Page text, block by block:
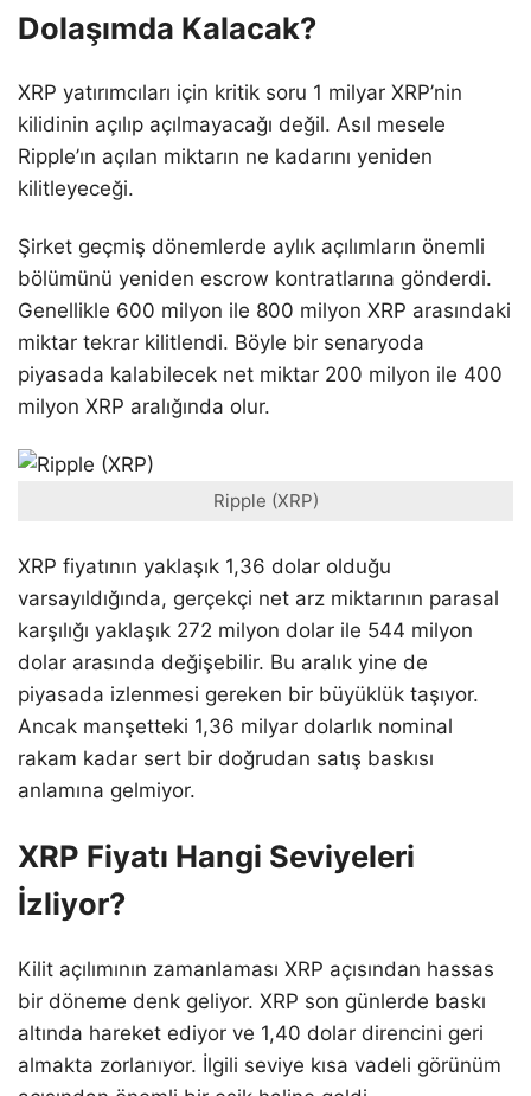
Dolaşımda Kalacak?
XRP yatırımcıları için kritik soru 1 milyar XRP’nin
kilidinin açılıp açılmayacağı değil. Asıl mesele
Ripple’ın açılan miktarın ne kadarını yeniden
kilitleyeceği.
Şirket geçmiş dönemlerde aylık açılımların önemli
bölümünü yeniden escrow kontratlarına gönderdi.
Genellikle 600 milyon ile 800 milyon XRP arasındaki
miktar tekrar kilitlendi. Böyle bir senaryoda
piyasada kalabilecek net miktar 200 milyon ile 400
milyon XRP aralığında olur.
Ripple (XRP)
XRP fiyatının yaklaşık 1,36 dolar olduğu
varsayıldığında, gerçekçi net arz miktarının parasal
karşılığı yaklaşık 272 milyon dolar ile 544 milyon
dolar arasında değişebilir. Bu aralık yine de
piyasada izlenmesi gereken bir büyüklük taşıyor.
Ancak manşetteki 1,36 milyar dolarlık nominal
rakam kadar sert bir doğrudan satış baskısı
anlamına gelmiyor.
XRP Fiyatı Hangi Seviyeleri
İzliyor?
Kilit açılımının zamanlaması XRP açısından hassas
bir döneme denk geliyor. XRP son günlerde baskı
altında hareket ediyor ve 1,40 dolar direncini geri
almakta zorlanıyor. İlgili seviye kısa vadeli görünüm